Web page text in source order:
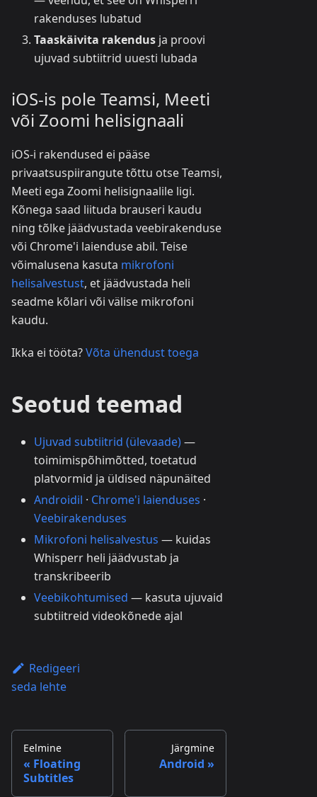
rakenduses lubatud
Taaskäivita rakendus ja proovi
ujuvad subtiitrid uuesti lubada
iOS-is pole Teamsi, Meeti
või Zoomi helisignaali
iOS-i rakendused ei pääse
privaatsuspiirangute tõttu otse Teamsi,
Meeti ega Zoomi helisignaalile ligi.
Kõnega saad liituda brauseri kaudu
ning tõlke jäädvustada veebirakenduse
või Chrome'i laienduse abil. Teise
võimalusena kasuta mikrofoni
helisalvestust, et jäädvustada heli
seadme kõlari või välise mikrofoni
kaudu.
Ikka ei tööta?Võta ühendust toega
Seotud teemad
Ujuvad subtiitrid (ülevaade)—
toimimispõhimõtted, toetatud
platvormid ja üldised näpunäited
Androidil · Chrome'i laienduses ·
Veebirakenduses
Mikrofoni helisalvestus — kuidas
Whisperr heli jäädvustab ja
transkribeerib
Veebikohtumised — kasuta ujuvaid
subtiitreid videokõnede ajal
Redigeeri
seda lehte
Eelmine
Floating
Subtitles
Järgmine
Android